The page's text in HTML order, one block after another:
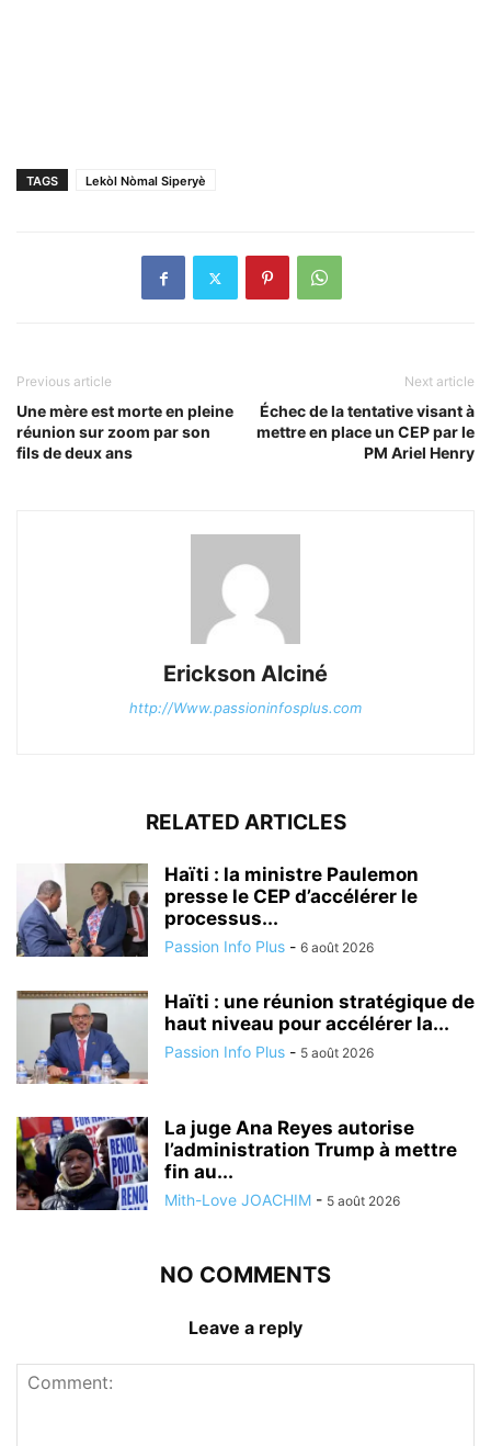
TAGS Lekòl Nòmal Siperyè
Previous article
Une mère est morte en pleine
réunion sur zoom par son
fils de deux ans
Next article
Échec de la tentative visant à
mettre en place un CEP par le
PM Ariel Henry
Erickson Alciné
http://Www.passioninfosplus.com
RELATED ARTICLES
Haïti : la ministre Paulemon
presse le CEP d’accélérer le
processus...
Passion Info Plus - 6 août 2026
Haïti : une réunion stratégique de
haut niveau pour accélérer la...
Passion Info Plus - 5 août 2026
La juge Ana Reyes autorise
l’administration Trump à mettre
fin au...
Mith-Love JOACHIM - 5 août 2026
NO COMMENTS
Leave a reply